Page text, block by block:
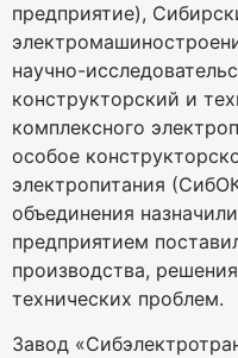
предприятие),
научно-
конструкторский и
комплексного
особое
электропитания
объединения
предприятием
производства,
технических проблем.
Завод